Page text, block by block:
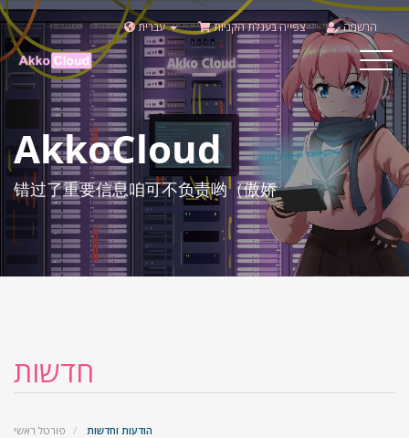
עברית צפייה בעגלת הקניות הרשמה
Toggle
AkkoCloud
错过了重要信息咱可不负责哟（傲娇
חדשות
פורטל ראשי הודעות וחדשות